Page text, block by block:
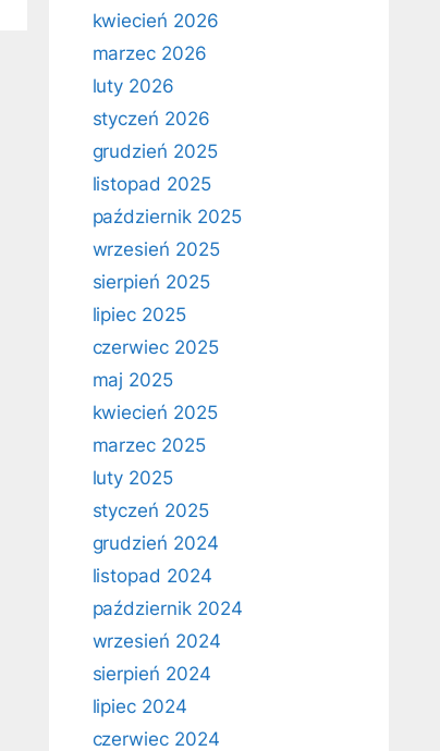
kwiecień 2026
marzec 2026
luty 2026
styczeń 2026
grudzień 2025
listopad 2025
październik 2025
wrzesień 2025
sierpień 2025
lipiec 2025
czerwiec 2025
maj 2025
kwiecień 2025
marzec 2025
luty 2025
styczeń 2025
grudzień 2024
listopad 2024
październik 2024
wrzesień 2024
sierpień 2024
lipiec 2024
czerwiec 2024